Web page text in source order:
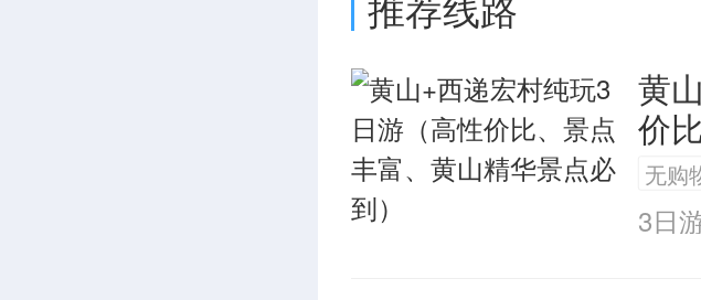
了心，继续咬牙苦干着
头只有一小堆．这样累死
牙，请人写了“捐身修桥
黄
价
必
无购
3日